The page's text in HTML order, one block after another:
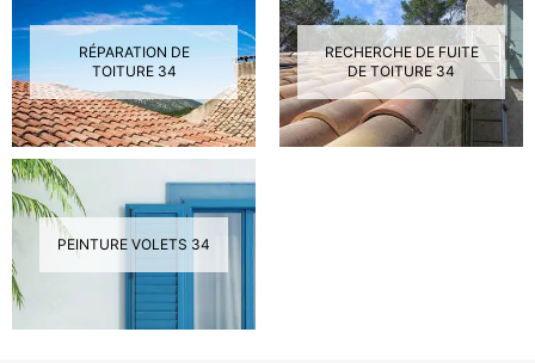
RÉPARATION DE
TOITURE 34
RECHERCHE DE FUITE
DE TOITURE 34
PEINTURE VOLETS 34